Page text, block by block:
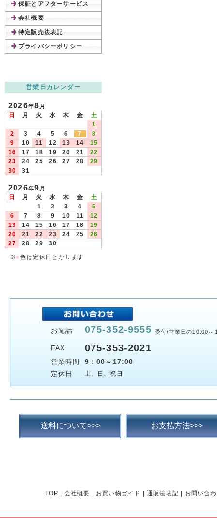
保証とアフターサービス
会社概要
特定販売法表記
プライバシーポリシー
営業日カレンダー
2026年8月
日
月 火 水 木 金
土
1
2
3 4 5 6 7
8
9
10 11 12 13 14
15
16
17 18 19 20 21
22
23
24 25 26 27 28
29
30
31
2026年9月
日
月 火 水 木 金
土
1
2 3 4
5
6
7 8 9 10 11
12
13
14 15 16 17 18
19
20
21 22 23 24 25
26
27
28 29
30
※ ■色は定休日となります
お電話 075-352-9555 受付/営業日の10:00～
FAX 075-353-2021
営業時間
9：00～17:00
定休日
土、日、祝日
送料について>>> お支払方法>>>
TOP 会社概要 お買い物ガイド 通販法表記 お問い合